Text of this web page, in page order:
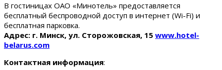
В гостиницах ОАО «Минотель» предоставляется
бесплатный беспроводной доступ в интернет (Wi-Fi) и
бесплатная парковка.
Адрес: г. Минск, ул. Сторожовская, 15 www.hotel-
belarus.com
Контактная информация: